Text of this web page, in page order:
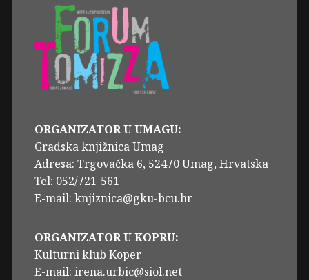
ORGANIZATOR U UMAGU:
Gradska knjižnica Umag
Adresa: Trgovačka 6, 52470 Umag, Hrvatska
Tel: 052/721-561
E-mail: knjiznica@gku-bcu.hr
ORGANIZATOR U KOPRU:
Kulturni klub Koper
E-mail: irena.urbic@siol.net